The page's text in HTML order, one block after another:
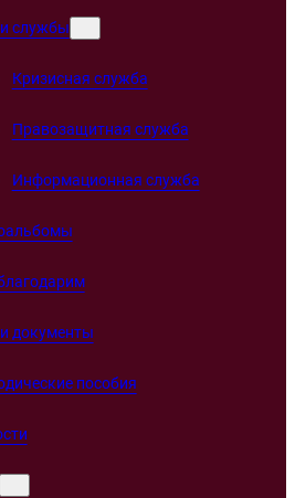
службы
Кризисная служба
Правозащитная служба
Информационная служба
документы
пособия